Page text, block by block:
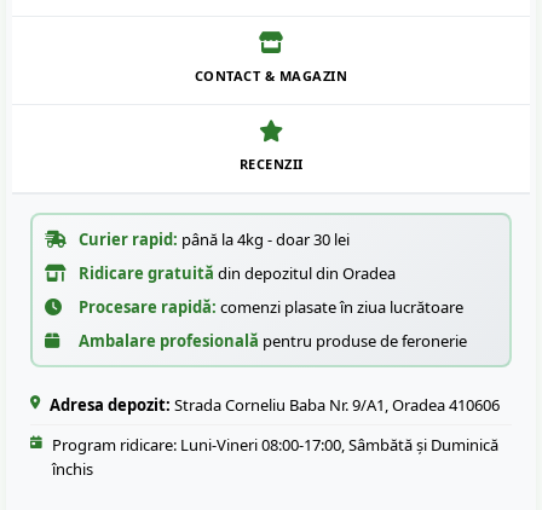
CONTACT & MAGAZIN
RECENZII
Curier rapid: până la 4kg - doar 30 lei
Ridicare gratuită din depozitul din Oradea
Procesare rapidă: comenzi plasate în ziua lucrătoare
Ambalare profesională pentru produse de feronerie
Adresa depozit: Strada Corneliu Baba Nr. 9/A1, Oradea 410606
Program ridicare: Luni-Vineri 08:00-17:00, Sâmbătă și Duminică
închis